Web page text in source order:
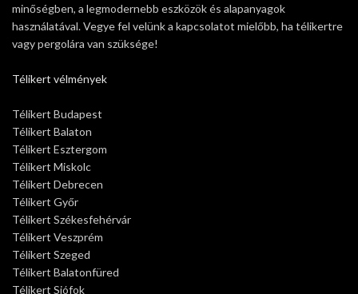
minőségben, a legmodernebb eszközök és alapanyagok
használatával. Vegye fel velünk a kapcsolatot mielőbb, ha télikertre
vagy pergolára van szüksége!
Télikert vélmények
Télikert Budapest
Télikert Balaton
Télikert Esztergom
Télikert Miskolc
Télikert Debrecen
Télikert Győr
Télikert Székesfehérvár
Télikert Veszprém
Télikert Szeged
Télikert Balatonfüred
Télikert Siófok